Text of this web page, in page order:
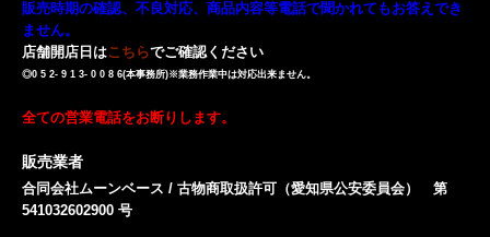
販売時期の確認、不良対応、商品内容等電話で聞かれてもお答えでき
ません。
店舗開店日はこちらでご確認ください
◎0 5 2- 9 1 3- 0 0 8 6(本事務所)※業務作業中は対応出来ません。
全ての営業電話をお断りします。
販売業者
合同会社ムーンベース / 古物商取扱許可（愛知県公安委員会） 第
541032602900 号